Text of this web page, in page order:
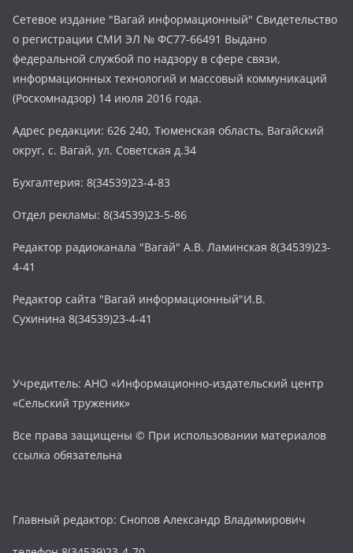
Сетевое издание "Вагай информационный" Свидетельство
о регистрации СМИ ЭЛ № ФС77-66491 Выдано
федеральной службой по надзору в сфере связи,
информационных технологий и массовый коммуникаций
(Роскомнадзор) 14 июля 2016 года.
Адрес редакции: 626 240, Тюменская область, Вагайский
округ, с. Вагай, ул. Советская д.34
Бухгалтерия: 8(34539)23-4-83
Отдел рекламы: 8(34539)23-5-86
Редактор радиоканала "Вагай" А.В. Ламинская 8(34539)23-
4-41
Редактор сайта "Вагай информационный"И.В.
Сухинина 8(34539)23-4-41
Учредитель: АНО «Информационно-издательский центр
«Сельский труженик»
Все права защищены © При использовании материалов
ссылка обязательна
Главный редактор: Снопов Александр Владимирович